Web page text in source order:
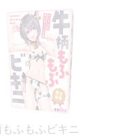
ふもふビキニ